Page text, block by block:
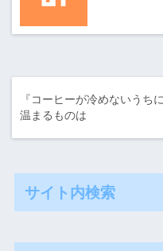
『コーヒーが冷めないうち
温まるものは
サイト内検索